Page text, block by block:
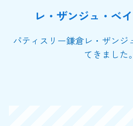
レ・ザンジュ・ベ
パティスリー鎌倉レ・ザンジ
てきました。